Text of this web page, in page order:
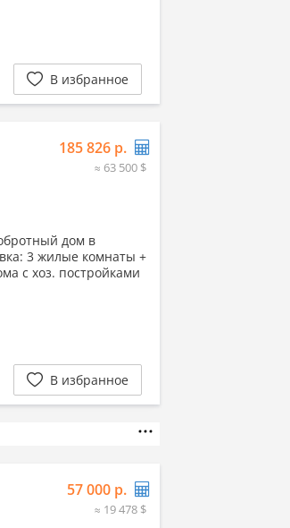
В избранное
185 826 р.
≈ 63 500 $
дом в
3 жилые комнаты +
с хоз. постройками
В избранное
57 000 р.
≈ 19 478 $